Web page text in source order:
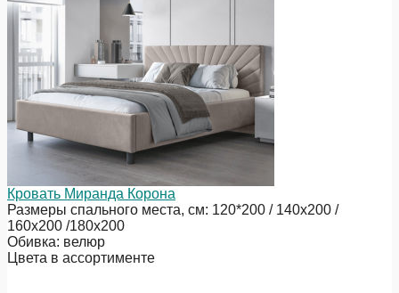
Кровать Миранда Корона
Размеры спального места, см: 120*200 / 140х200 /
160х200 /180х200
Обивка: велюр
Цвета в ассортименте